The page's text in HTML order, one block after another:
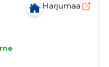
Harjumaa